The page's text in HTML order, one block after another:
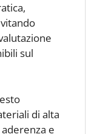
sul
di alta
e